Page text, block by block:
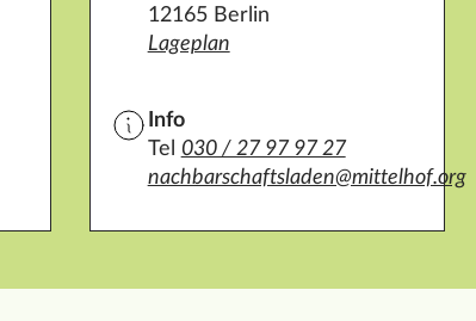
12165 Berlin
Lageplan
Info
Tel 030 / 27 97 97 27
nachbarschaftsladen@mittelhof.org